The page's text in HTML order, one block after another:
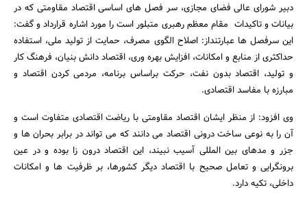
دبیر شورای عالی فضای مجازی، سر فصل های اساسی اقتصاد مقاومتی که در
بیانات و تاکیدات مقام معظم رهبری متبلور است را مورد اشاره قرارداد و گفت:
این سرفصل ها عبارتنداز: اصلاح الگوی مصرف، حمایت از تولید ملی، استفاده
حداکثری از منابع و امکانات، افزایش بهره وری، اقتصاد دانش بنیان، فرهنگ کار
و تولید، اقتصاد بدون نفت، حرکت براساس برنامه، مردمی کردن اقتصاد و
مبارزه با مفاسد اقتصادی.
وی افزود: از منظر ایشان اقتصاد مقاومتی با ریاضت اقتصادی متفاوت است و
آن را به نوعی ساخت درونی اقتصاد می دانند که می تواند در برابر بحران ها و
جزر و مدهای بین المللی آسیب نبیند، این اقتصاد درون زا بوده و در عین
برونگرایی و تعامل صحیح با اقتصاد دیگر کشورها، بر ظرفیت ها و امکانات
داخلی، تکیه دارد.